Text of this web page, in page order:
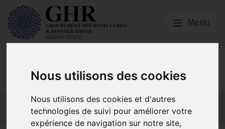
Nous utilisons des cookies
Nous utilisons des cookies et d'autres
technologies de suivi pour améliorer votre
expérience de navigation sur notre site,
Menu
GHR GRAND-OUEST
Actualités Qui sommes nous ?
Formations
GHR National
Partenaires